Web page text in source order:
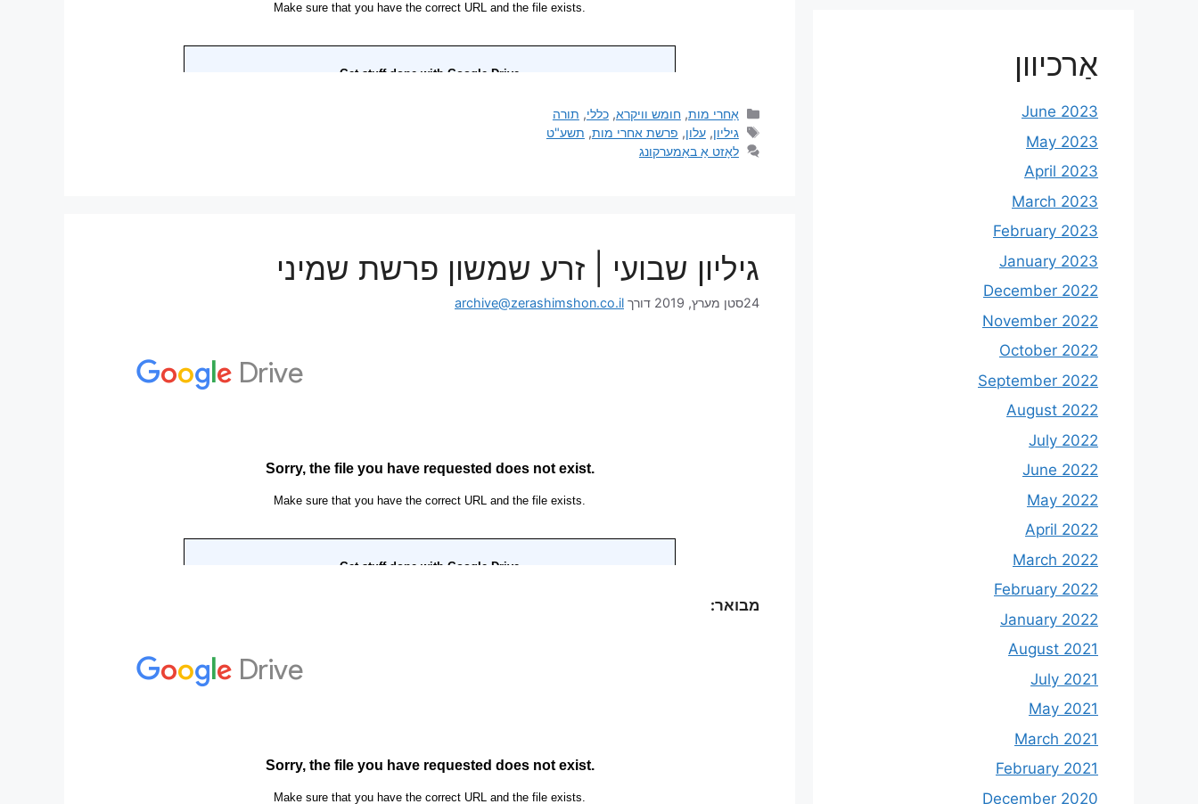
אַחרי מות, חומש וויקרא,כללי, תורה
גיליון,עלון, פרשת אחרי מות, תשע"ט
לאָזט אַ באַמערקונג
גיליון שבועי | זרע שמשון פרשת שמיני
24סטן מערץ, 2019 דורך archive@zerashimshon.co.il
מבואר:
אַרכיוון
June 2023
May 2023
April 2023
March 2023
February 2023
January 2023
December 2022
November 2022
October 2022
September 2022
August 2022
July 2022
June 2022
May 2022
April 2022
March 2022
February 2022
January 2022
August 2021
July 2021
May 2021
March 2021
February 2021
December 2020